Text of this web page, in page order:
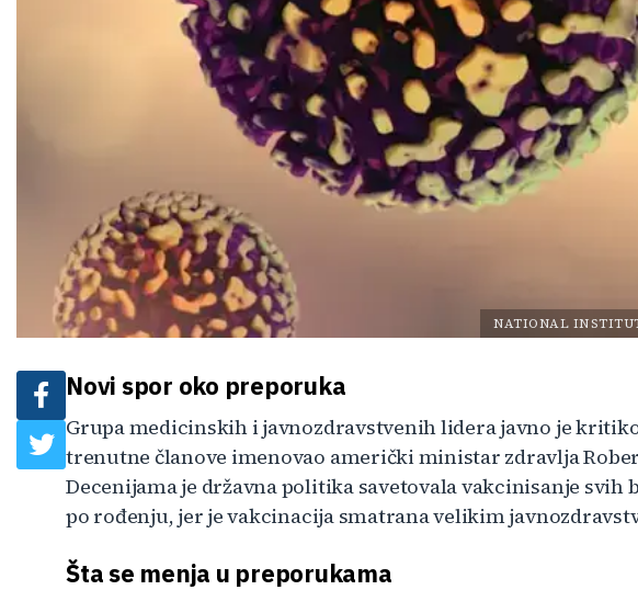
NATIONAL
Novi spor oko preporuka
Grupa medicinskih i javnozdravstvenih lidera javno je
trenutne članove imenovao američki ministar zdravlja
Decenijama je državna politika savetovala vakcinisanje svih
po rođenju, jer je vakcinacija smatrana velikim
Šta se menja u preporukama